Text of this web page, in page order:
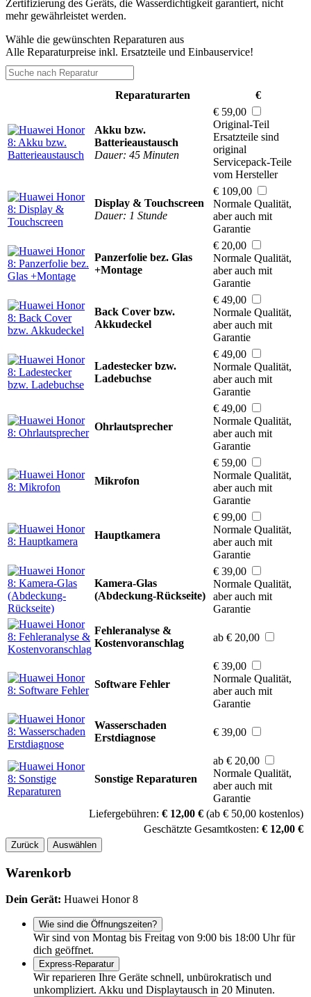
Zertifizierung des Geräts, die Wasserdichtigkeit garantiert, nicht
mehr gewährleistet werden.
Wähle die gewünschten Reparaturen aus
Alle Reparaturpreise inkl. Ersatzteile und Einbauservice!
Reparaturarten €
Akku bzw.
Batterieaustausch
Dauer: 45 Minuten
€ 59,00
Original-Teil
Ersatzteile sind
original
Servicepack-Teile
vom Hersteller
Display & Touchscreen
Dauer: 1 Stunde
€ 109,00
Normale Qualität,
aber auch mit
Garantie
Panzerfolie bez. Glas
+Montage
€ 20,00
Normale Qualität,
aber auch mit
Garantie
Back Cover bzw.
Akkudeckel
€ 49,00
Normale Qualität,
aber auch mit
Garantie
Ladestecker bzw.
Ladebuchse
€ 49,00
Normale Qualität,
aber auch mit
Garantie
Ohrlautsprecher
€ 49,00
Normale Qualität,
aber auch mit
Garantie
Mikrofon
€ 59,00
Normale Qualität,
aber auch mit
Garantie
Hauptkamera
€ 99,00
Normale Qualität,
aber auch mit
Garantie
Kamera-Glas
(Abdeckung-Rückseite)
€ 39,00
Normale Qualität,
aber auch mit
Garantie
Fehleranalyse &
Kostenvoranschlag
ab € 20,00
Software Fehler
€ 39,00
Normale Qualität,
aber auch mit
Garantie
Wasserschaden
Erstdiagnose
€ 39,00
Sonstige Reparaturen
ab € 20,00
Normale Qualität,
aber auch mit
Garantie
Liefergebühren: € 12,00 € (ab € 50,00 kostenlos)
Geschätzte Gesamtkosten: € 12,00 €
Zurück Auswählen
Warenkorb
Dein Gerät: Huawei Honor 8
Wie sind die Öffnungszeiten?
Wir sind von Montag bis Freitag von 9:00 bis 18:00 Uhr für
dich geöffnet.
Express-Reparatur
Wir reparieren Ihre Geräte schnell, unbürokratisch und
unkompliziert. Akku und Displaytausch in 20 Minuten.